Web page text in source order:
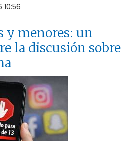
y menores: un
la discusión sobre